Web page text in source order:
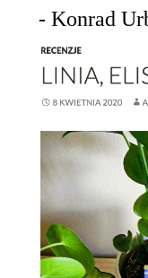
- Konrad